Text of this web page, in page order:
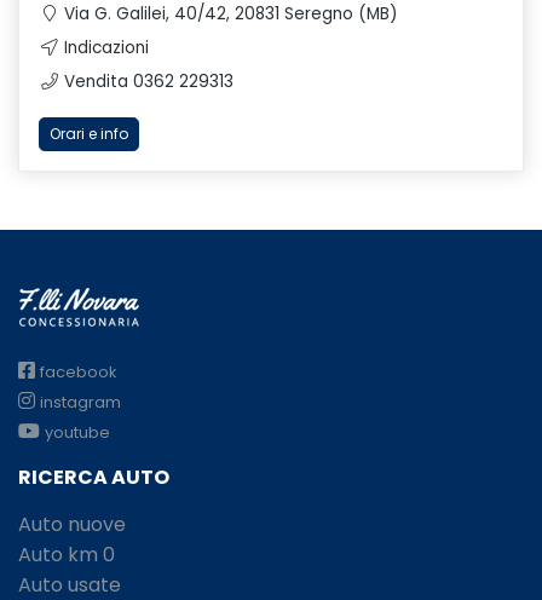
Via G. Galilei, 40/42, 20831 Seregno (MB)
Indicazioni
Vendita 0362 229313
Orari e info
facebook
instagram
youtube
RICERCA AUTO
Auto nuove
Auto km 0
Auto usate